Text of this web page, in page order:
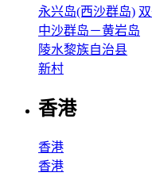
永兴岛(西沙群岛)
中沙群岛－黄岩岛
陵水黎族自治县
新村
香港
香港
香港